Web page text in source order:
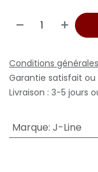
Conditions générales
Garantie satisfait ou
Livraison : 3-5 jours
Marque: J-Line